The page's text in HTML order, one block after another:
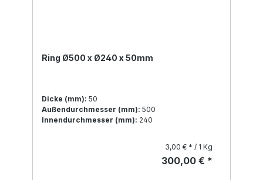
Ring Ø500 x Ø240 x 50mm
Dicke (mm): 50
Außendurchmesser (mm): 500
Innendurchmesser (mm): 240
3,00 € * / 1 Kg
300,00 € *